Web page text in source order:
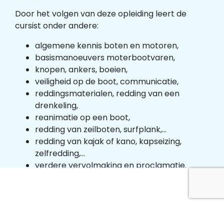
Door het volgen van deze opleiding leert de
cursist onder andere:
algemene kennis boten en motoren,
basismanoeuvers moterbootvaren,
knopen, ankers, boeien,
veiligheid op de boot, communicatie,
reddingsmaterialen, redding van een
drenkeling,
reanimatie op een boot,
redding van zeilboten, surfplank,...
redding van kajak of kano, kapseizing,
zelfredding,...
verdere vervolmaking en proclamatie.
RedFed-docenten Basisbootredder. De opleiding